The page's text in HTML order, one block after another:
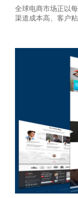
全球电商市场正以
渠道成本高、客户